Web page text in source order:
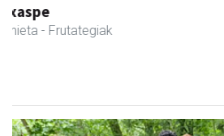
Txindoki taberna
Andoain -